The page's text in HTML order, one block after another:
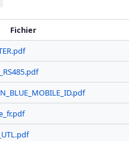
Fichier